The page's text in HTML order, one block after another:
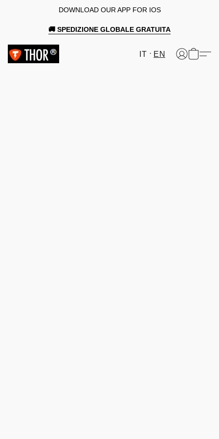
DOWNLOAD OUR APP FOR IOS
🚚 SPEDIZIONE GLOBALE GRATUITA
IT EN